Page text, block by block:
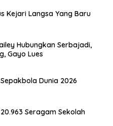
Kejari Langsa Yang Baru
Hubungkan Serbajadi,
Gayo Lues
Dunia 2026
Seragam Sekolah